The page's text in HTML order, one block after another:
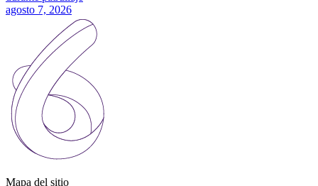
agosto 7, 2026
Mapa del sitio